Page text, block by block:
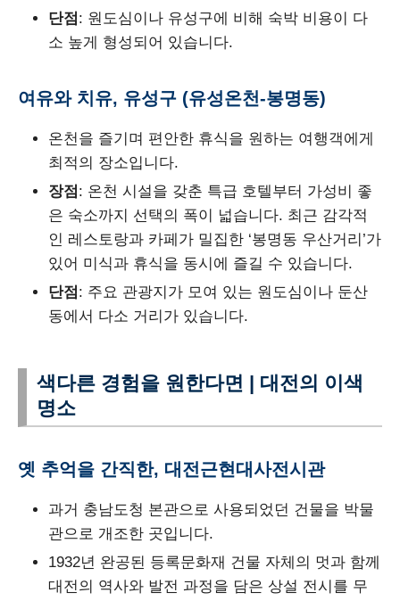
단점 : 원도심이나 유성구에 비해 숙박 비용이 다
소 높게 형성되어 있습니다.
여유와 치유, 유성구 (유성온천-봉명동)
온천을 즐기며 편안한 휴식을 원하는 여행객에게
최적의 장소입니다.
장점 : 온천 시설을 갖춘 특급 호텔부터 가성비 좋
은 숙소까지 선택의 폭이 넓습니다. 최근 감각적
인 레스토랑과 카페가 밀집한 ‘봉명동 우산거리’가
있어 미식과 휴식을 동시에 즐길 수 있습니다.
단점 : 주요 관광지가 모여 있는 원도심이나 둔산
동에서 다소 거리가 있습니다.
색다른 경험을 원한다면 | 대전의 이색
명소
옛 추억을 간직한, 대전근현대사전시관
과거 충남도청 본관으로 사용되었던 건물을 박물
관으로 개조한 곳입니다.
1932년 완공된 등록문화재 건물 자체의 멋과 함께
대전의 역사와 발전 과정을 담은 상설 전시를 무